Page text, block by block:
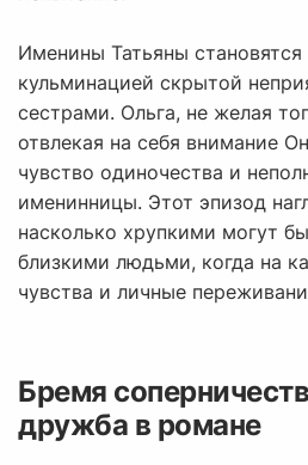
Именины Татьяны становятся
кульминацией скрытой
сестрами. Ольга, не желая
отвлекая на себя внимание
чувство одиночества и
именинницы. Этот эпизод
насколько хрупкими могут
близкими людьми, когда на
чувства и личные
Бремя
дружба в романе